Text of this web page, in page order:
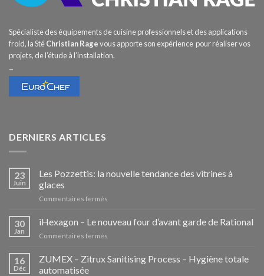
Spécialiste des équipements de cuisine professionnels et des applications
froid, la StéChristian Ragevous apporte son expérience pour réaliser vos
projets, de l’étude à l’installation.
–
DERNIERS ARTICLES
23
Juin
Les Pozzettis: la nouvelle tendance des vitrines à
glaces
Commentaires fermés
Pozzettis:
la
des
30
Jan
iHexagon – Le nouveau four d’avant garde de Rational
Commentaires fermés
–
Le
16
Déc
ZUMEX – Zitrux Sanitising Process – Hygiène totale
automatisée